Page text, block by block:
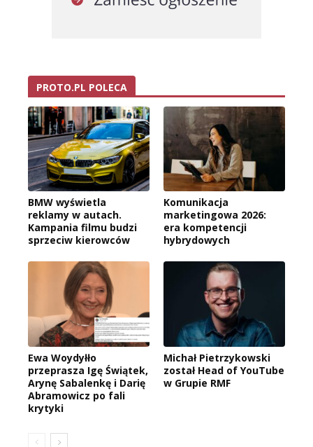
PROTO.PL POLECA
BMW wyświetla
reklamy w autach.
Kampania filmu budzi
sprzeciw kierowców
Komunikacja
marketingowa 2026:
era kompetencji
hybrydowych
Ewa Woydyłło
przeprasza Igę Świątek,
Arynę Sabalenkę i Darię
Abramowicz po fali
krytyki
Michał Pietrzykowski
został Head of YouTube
w Grupie RMF